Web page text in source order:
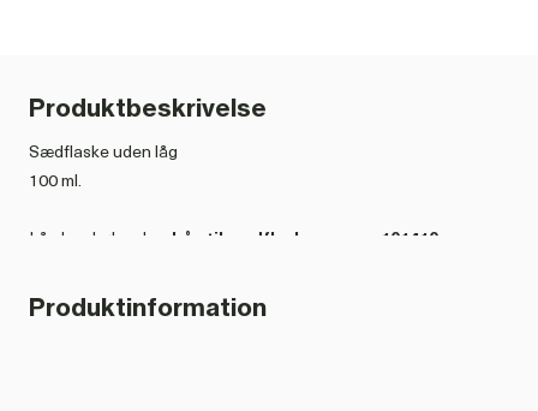
Produktbeskrivelse
Sædflaske uden låg
100 ml.
Låg kan købes her Låg til sædflaske varenr. 101410
Produktinformation